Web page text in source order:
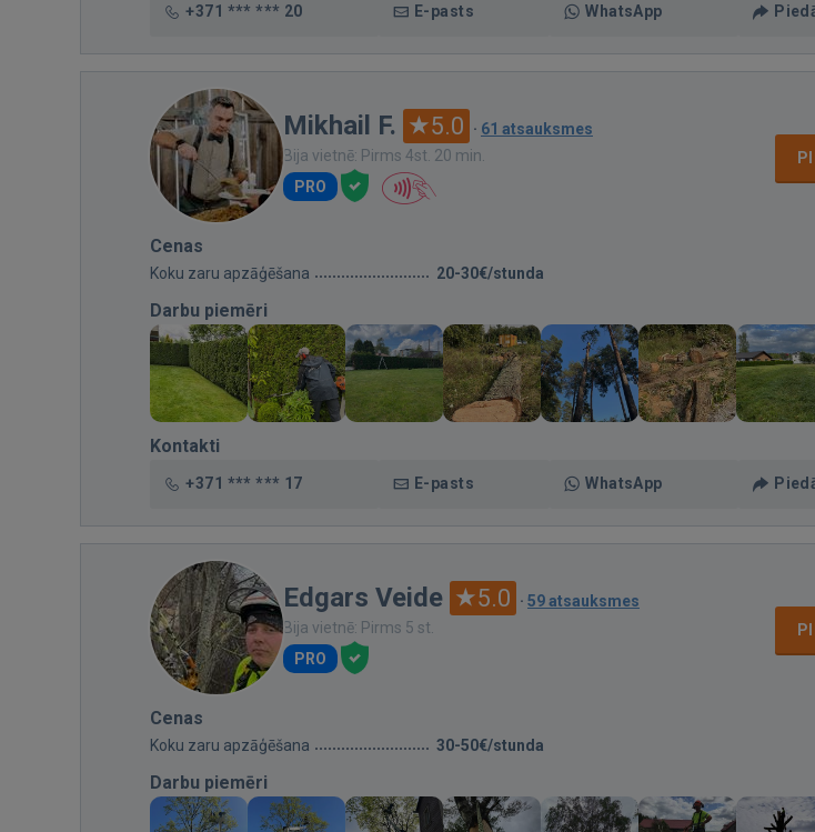
+371 *** *** 20 E-pasts WhatsApp
Mikhail F. 5.0 · 61 atsauksmes
Bija vietnē: Pirms 4st. 20 min.
PRO
Cenas
Koku zaru apzāģēšana 20-30€/stunda
Darbu piemēri
Kontakti
+371 *** *** 17 E-pasts WhatsApp
Edgars Veide 5.0 · 59 atsauksmes
Bija vietnē: Pirms 5 st.
PRO
Cenas
Koku zaru apzāģēšana 30-50€/stunda
Darbu piemēri